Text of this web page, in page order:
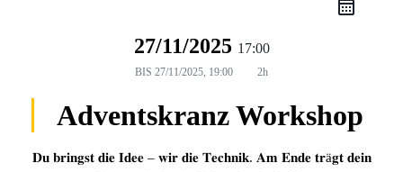
27/11/2025 17:00
BIS 27/11/2025, 19:00 2h
Adventskranz Workshop
𝐃𝐮 𝐛𝐫𝐢𝐧𝐠𝐬𝐭 𝐝𝐢𝐞 𝐈𝐝𝐞𝐞 – 𝐰𝐢𝐫 𝐝𝐢𝐞 𝐓𝐞𝐜𝐡𝐧𝐢𝐤. 𝐀𝐦 𝐄𝐧𝐝𝐞 𝐭𝐫ä𝐠𝐭 𝐝𝐞𝐢𝐧